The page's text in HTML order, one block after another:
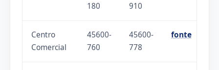
180
910
Centro
Comercial
45600-
760
45600-
778
fonte